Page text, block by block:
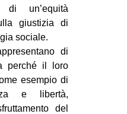
SEARCH
di un’equità
giustizia di
sociale.
di
perché il loro
esempio di
e libertà,
del